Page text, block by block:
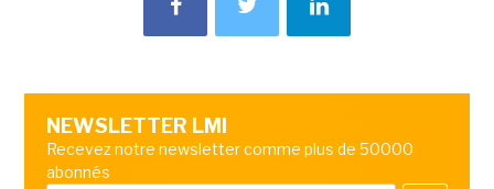
NEWSLETTER LMI
Recevez notre newsletter comme plus de 50000
abonnés